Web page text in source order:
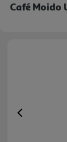
Café Moido
Previous